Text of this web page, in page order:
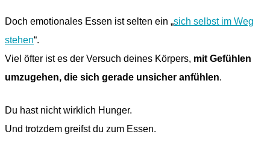
Doch emotionales Essen ist selten ein „sich selbst im Weg
stehen“.
Viel öfter ist es der Versuch deines Körpers, mit Gefühlen
umzugehen, die sich gerade unsicher anfühlen.
Du hast nicht wirklich Hunger.
Und trotzdem greifst du zum Essen.